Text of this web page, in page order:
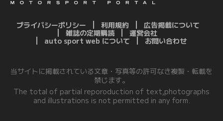
プライバシーポリシー 利用規約
広告掲載について
雑誌の定期購読
運営会社
auto sport web について
お問い合わせ
当サイトに掲載されている文章・写真等の許可なき複製・転載を
禁じます。
The total of partial reporoduction of text,photographs
and illustrations is not permitted in any form.